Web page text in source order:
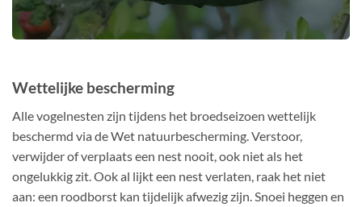
Wettelijke bescherming
Alle vogelnesten zijn tijdens het broedseizoen wettelijk
beschermd via de Wet natuurbescherming. Verstoor,
verwijder of verplaats een nest nooit, ook niet als het
ongelukkig zit. Ook al lijkt een nest verlaten, raak het niet
aan: een roodborst kan tijdelijk afwezig zijn. Snoei heggen en